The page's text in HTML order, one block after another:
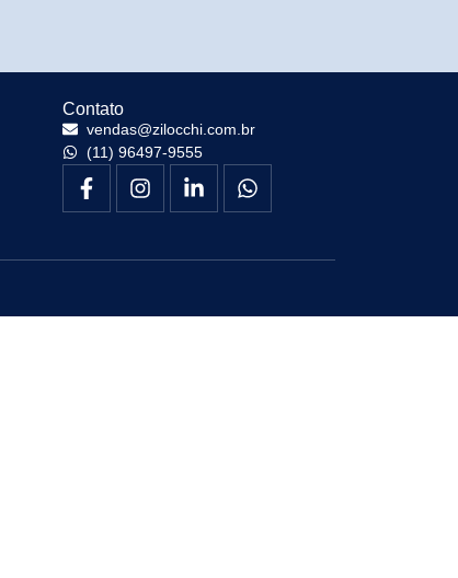
Contato
vendas@zilocchi.com.br
(11) 96497-9555